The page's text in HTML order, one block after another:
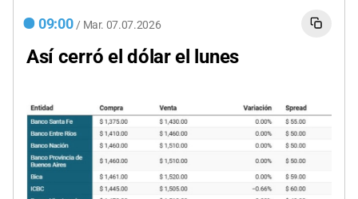
09:00 / Mar. 07.07.2026
Así cerró el dólar el lunes